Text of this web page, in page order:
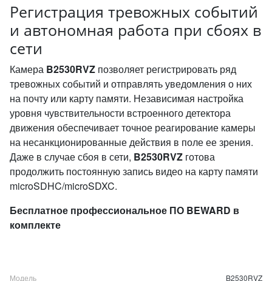
Регистрация тревожных событий
и автономная работа при сбоях в
сети
Камера B2530RVZ позволяет регистрировать ряд
тревожных событий и отправлять уведомления о них
на почту или карту памяти. Независимая настройка
уровня чувствительности встроенного детектора
движения обеспечивает точное реагирование камеры
на несанкционированные действия в поле ее зрения.
Даже в случае сбоя в сети, B2530RVZ готова
продолжить постоянную запись видео на карту памяти
microSDHC/microSDXC.
Бесплатное профессиональное ПО BEWARD в
комплекте
Модель
B2530RVZ